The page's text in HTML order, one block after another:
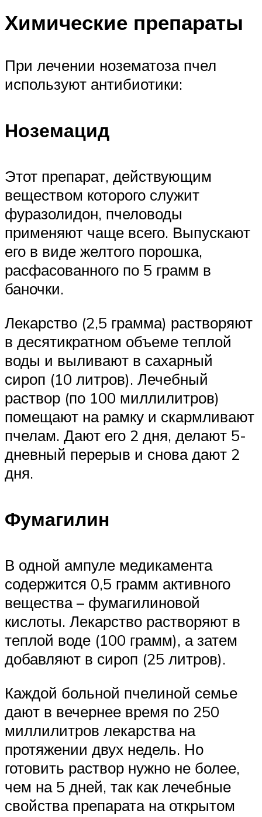
Химические препараты
При лечении нозематоза пчел
используют антибиотики:
Ноземацид
Этот препарат, действующим
веществом которого служит
фуразолидон, пчеловоды
применяют чаще всего. Выпускают
его в виде желтого порошка,
расфасованного по 5 грамм в
баночки.
Лекарство (2,5 грамма) растворяют
в десятикратном объеме теплой
воды и выливают в сахарный
сироп (10 литров). Лечебный
раствор (по 100 миллилитров)
помещают на рамку и скармливают
пчелам. Дают его 2 дня, делают 5-
дневный перерыв и снова дают 2
дня.
Фумагилин
В одной ампуле медикамента
содержится 0,5 грамм активного
вещества – фумагилиновой
кислоты. Лекарство растворяют в
теплой воде (100 грамм), а затем
добавляют в сироп (25 литров).
Каждой больной пчелиной семье
дают в вечернее время по 250
миллилитров лекарства на
протяжении двух недель. Но
готовить раствор нужно не более,
чем на 5 дней, так как лечебные
свойства препарата на открытом